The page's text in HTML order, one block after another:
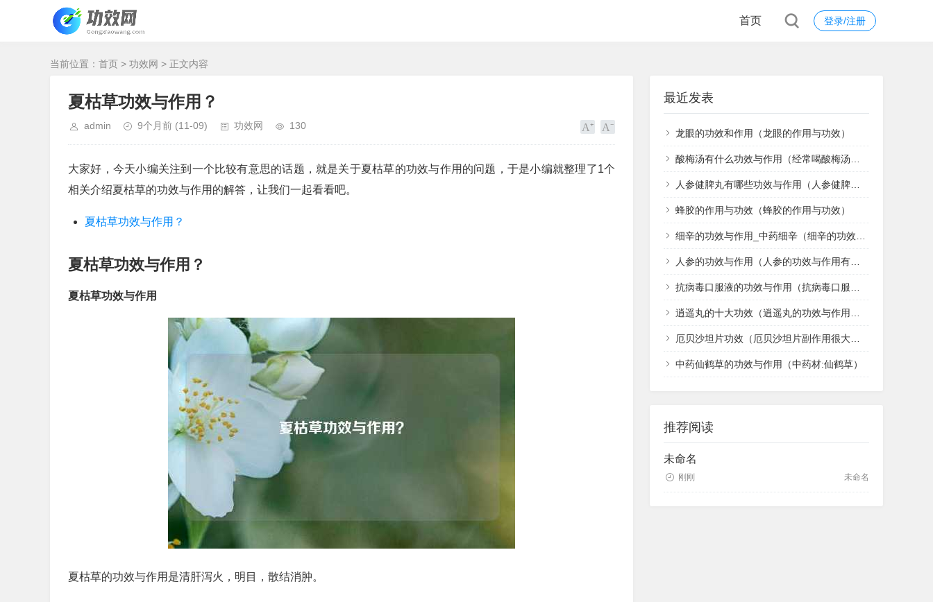
登录/注册
首页
当前位置： 首页 > 功效网 > 正文内容
夏枯草功效与作用？
admin 9个月前 (11-09) 功效网 130
大家好，今天小编关注到一个比较有意思的话题，就是关于夏枯草的功效与作用的问题，于是小编就整理了1个
相关介绍夏枯草的功效与作用的解答，让我们一起看看吧。
夏枯草功效与作用？
夏枯草功效与作用？
夏枯草功效与作用
夏枯草的功效与作用是清肝泻火，明目，散结消肿。
最近发表
龙眼的功效和作用（龙眼的作用与功效）
酸梅汤有什么功效与作用（经常喝酸梅汤的四大养生功效）
人参健脾丸有哪些功效与作用（人参健脾丸的功效与主治）
蜂胶的作用与功效（蜂胶的作用与功效）
细辛的功效与作用_中药细辛（细辛的功效与作用）
人参的功效与作用（人参的功效与作用有哪些）
抗病毒口服液的功效与作用（抗病毒口服液的功效与作用 抗病毒口服液效果好吗-用药指南）
逍遥丸的十大功效（逍遥丸的功效与作用有哪些）
厄贝沙坦片功效（厄贝沙坦片副作用很大吗）
中药仙鹤草的功效与作用（中药材:仙鹤草）
推荐阅读
未命名
刚刚 未命名